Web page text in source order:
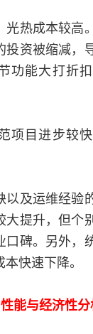
光热成本较高
投资被缩减，
功能大打折
项目进步较
以及运维经验
大提升，但个
口碑。另外，
快速下降。
性能与经济性